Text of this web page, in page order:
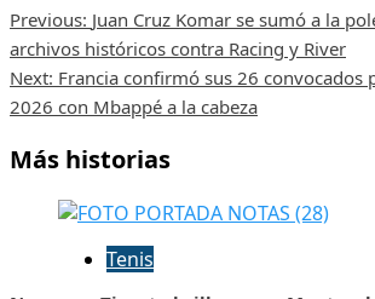
Post
navigation
Previous: Juan Cruz Komar se sumó a la
archivos históricos contra Racing y River
Next: Francia confirmó sus 26 convocados
2026 con Mbappé a la cabeza
Más historias
Tenis